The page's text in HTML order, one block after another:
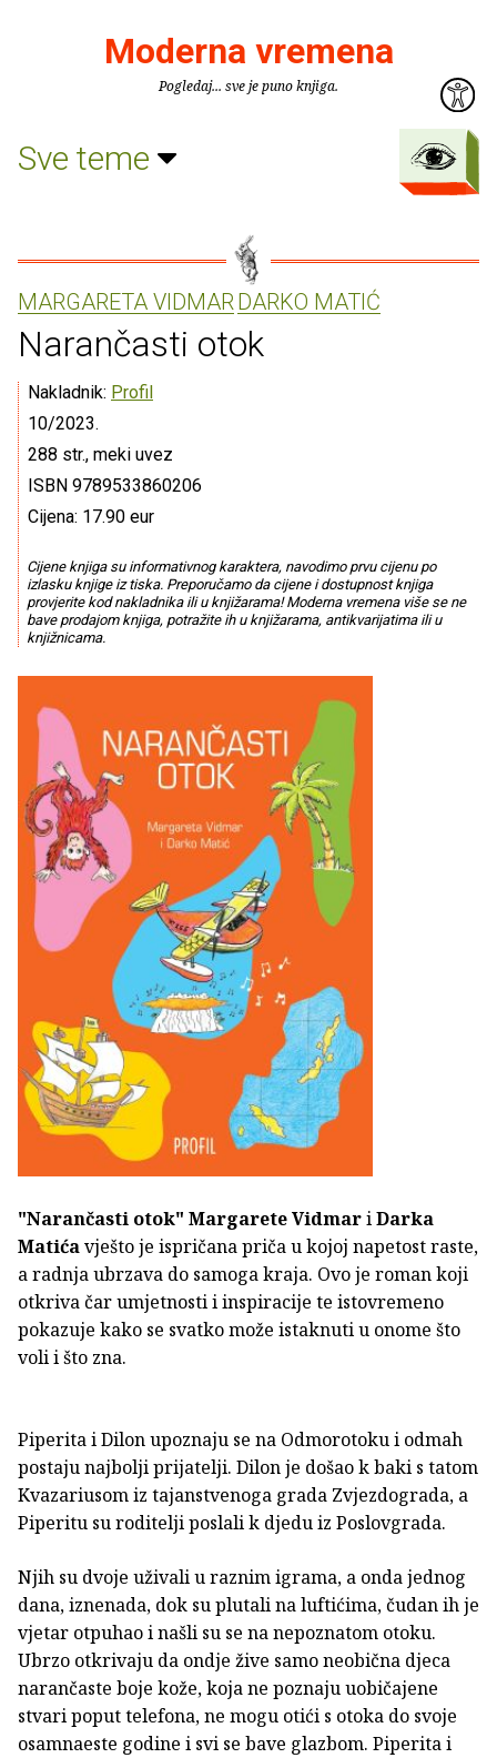
Moderna vremena
Pogledaj... sve je puno knjiga.
Sve teme
MARGARETA VIDMARDARKO MATIĆ
Narančasti otok
Nakladnik: Profil
10/2023.
288 str., meki uvez
ISBN 9789533860206
Cijena: 17.90 eur
Cijene knjiga su informativnog karaktera, navodimo prvu cijenu po
izlasku knjige iz tiska. Preporučamo da cijene i dostupnost knjiga
provjerite kod nakladnika ili u knjižarama! Moderna vremena više se ne
bave prodajom knjiga, potražite ih u knjižarama, antikvarijatima ili u
knjižnicama.
"Narančasti otok" Margarete VidmariDarka
Matićavješto je ispričana priča u kojoj napetost raste,
a radnja ubrzava do samoga kraja. Ovo je roman koji
otkriva čar umjetnosti i inspiracije te istovremeno
pokazuje kako se svatko može istaknuti u onome što
voli i što zna.
Piperita i Dilon upoznaju se na Odmorotoku i odmah
postaju najbolji prijatelji. Dilon je došao k baki s tatom
Kvazariusom iz tajanstvenoga grada Zvjezdograda, a
Piperitu su roditelji poslali k djedu iz Poslovgrada.
Njih su dvoje uživali u raznim igrama, a onda jednog
dana, iznenada, dok su plutali na luftićima, čudan ih je
vjetar otpuhao i našli su se na nepoznatom otoku.
Ubrzo otkrivaju da ondje žive samo neobična djeca
narančaste boje kože, koja ne poznaju uobičajene
stvari poput telefona, ne mogu otići s otoka do svoje
osamnaeste godine i svi se bave glazbom. Piperita i